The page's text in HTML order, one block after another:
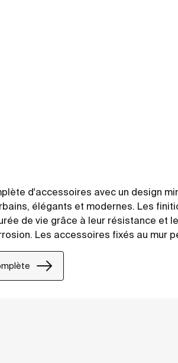
d'accessoires avec un design
élégants et modernes. Les
de vie grâce à leur résistance et
Les accessoires fixés au mur
kit d'installation est inclus avec les